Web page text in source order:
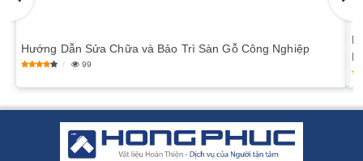
Hướng Dẫn Sửa Chữa và Bảo Trì Sàn Gỗ Công Nghiệp
99